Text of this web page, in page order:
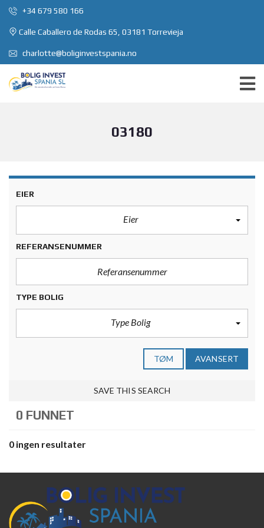
+34 679 580 166
Calle Caballero de Rodas 65, 03181 Torrevieja
charlotte@boliginvestspania.no
03180
EIER
Eier
REFERANSENUMMER
TYPE BOLIG
Type Bolig
TØM AVANSERT
SAVE THIS SEARCH
0 FUNNET
0 ingen resultater